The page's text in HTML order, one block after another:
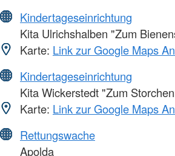
Kindertageseinrichtung
Kita Ulrichshalben "Zum
Karte: Link zur Google Maps
Kindertageseinrichtung
Kita Wickerstedt "Zum
Karte: Link zur Google Maps
Rettungswache
Apolda